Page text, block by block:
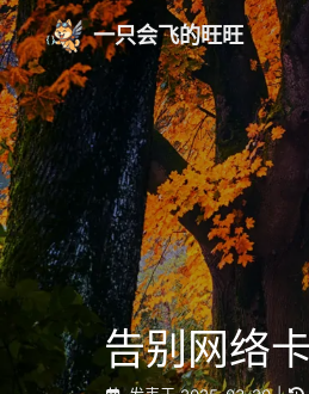
一只会飞的旺旺
告别网络